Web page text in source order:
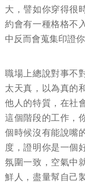
大，譬如你穿得很
約會有一種格格不
中反而會蒐集印證
職場上總說對事不
太天真，以為真的
他人的特質，在社
這個階段的工作，
個時候沒有能說嘴
度，證明你是一個
氛圍一致，空氣中
鮮人，盡量幫自己